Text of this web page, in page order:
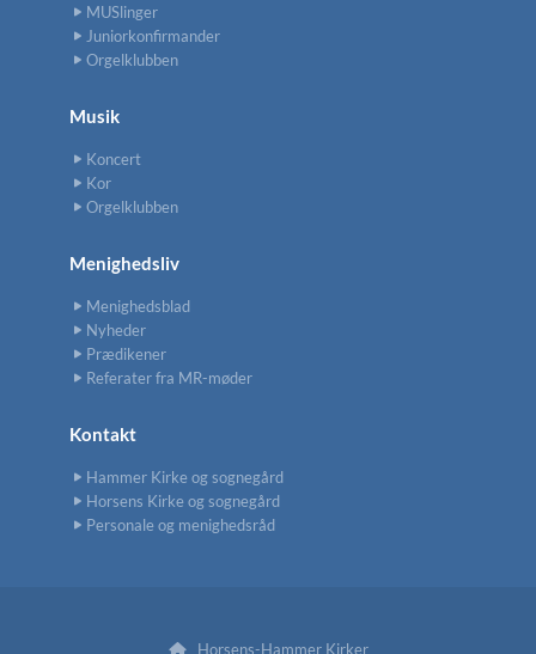
MUSlinger
Juniorkonfirmander
Orgelklubben
Musik
Koncert
Kor
Orgelklubben
Menighedsliv
Menighedsblad
Nyheder
Prædikener
Referater fra MR-møder
Kontakt
Hammer Kirke og sognegård
Horsens Kirke og sognegård
Personale og menighedsråd
Horsens-Hammer Kirker